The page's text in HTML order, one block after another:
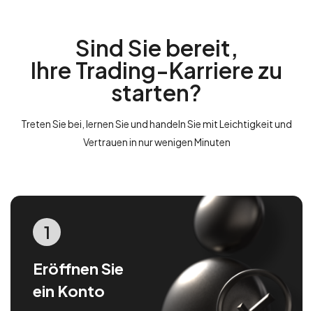
Sind Sie bereit,
Ihre Trading-Karriere zu
starten?
Treten Sie bei, lernen Sie und handeln Sie mit Leichtigkeit und
Vertrauen in nur wenigen Minuten
1
Eröffnen Sie
ein Konto